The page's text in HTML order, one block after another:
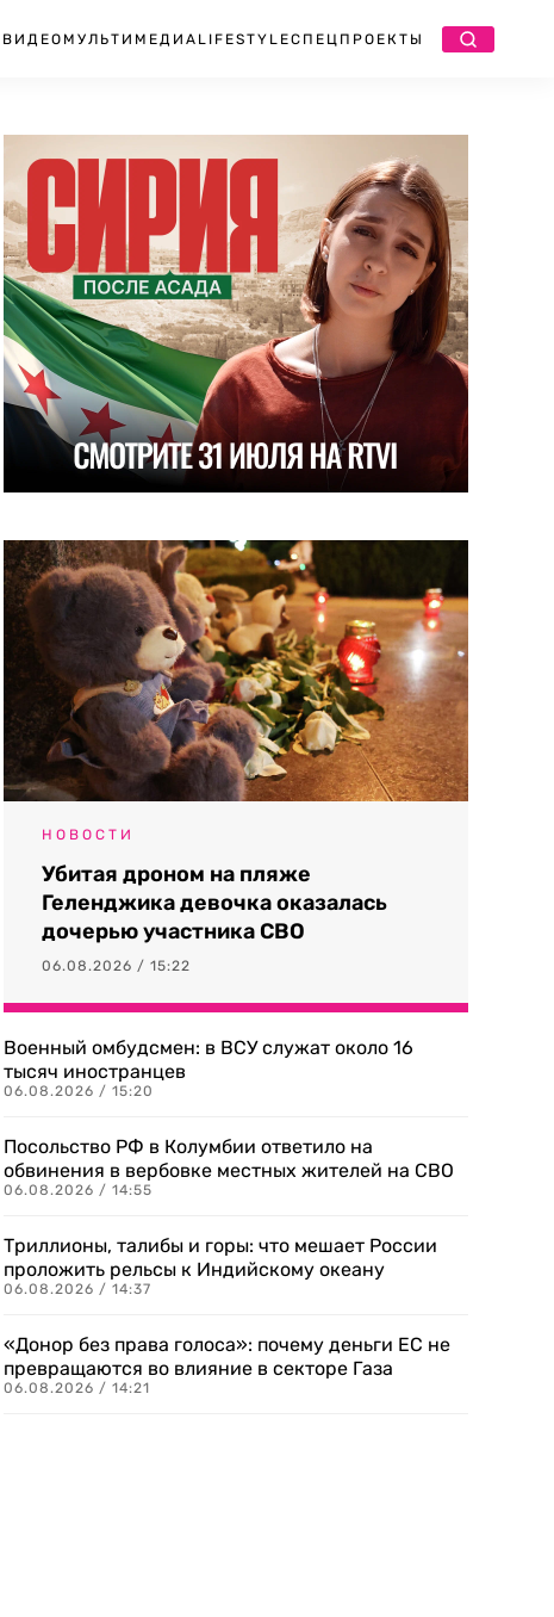
ВИДЕО МУЛЬТИМЕДИА LIFESTYLEСПЕЦПРОЕКТЫ
НОВОСТИ
Убитая дроном на пляже
Геленджика девочка оказалась
дочерью участника СВО
06.08.2026 / 15:22
Военный омбудсмен: в ВСУ служат около 16
тысяч иностранцев
06.08.2026 / 15:20
Посольство РФ в Колумбии ответило на
обвинения в вербовке местных жителей на СВО
06.08.2026 / 14:55
Триллионы, талибы и горы: что мешает России
проложить рельсы к Индийскому океану
06.08.2026 / 14:37
«Донор без права голоса»: почему деньги ЕС не
превращаются во влияние в секторе Газа
06.08.2026 / 14:21